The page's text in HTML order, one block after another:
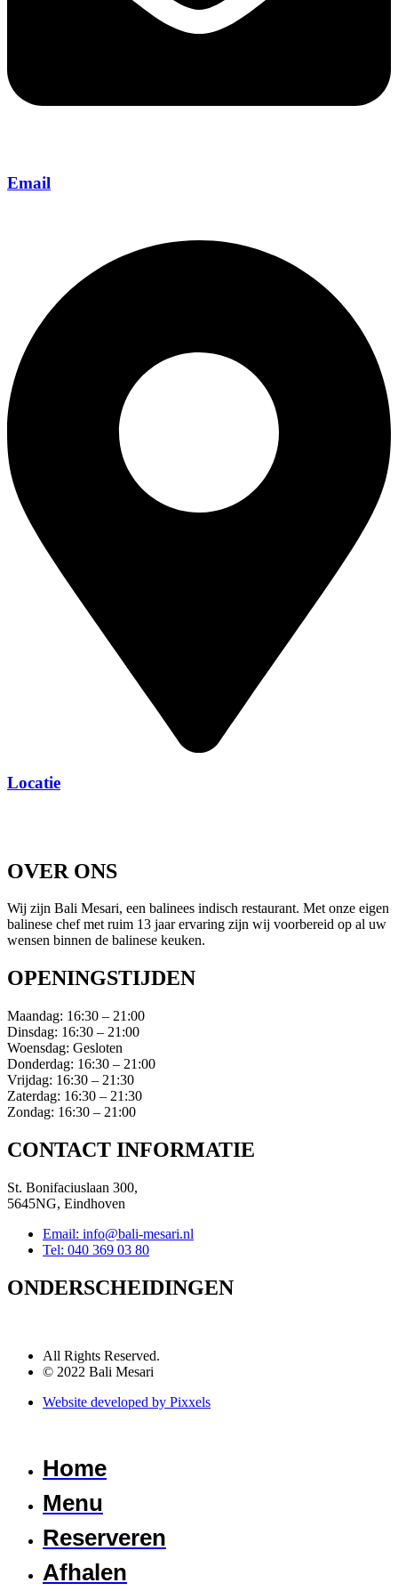
Email
Locatie
OVER ONS
Wij zijn Bali Mesari, een balinees indisch restaurant. Met onze eigen
balinese chef met ruim 13 jaar ervaring zijn wij voorbereid op al uw
wensen binnen de balinese keuken.
OPENINGSTIJDEN
Maandag: 16:30 – 21:00
Dinsdag: 16:30 – 21:00
Woensdag: Gesloten
Donderdag: 16:30 – 21:00
Vrijdag: 16:30 – 21:30
Zaterdag: 16:30 – 21:30
Zondag: 16:30 – 21:00
CONTACT INFORMATIE
St. Bonifaciuslaan 300,
5645NG, Eindhoven
Email: info@bali-mesari.nl
Tel: 040 369 03 80
ONDERSCHEIDINGEN
All Rights Reserved.
© 2022 Bali Mesari
Website developed by Pixxels
Home
Menu
Reserveren
Afhalen